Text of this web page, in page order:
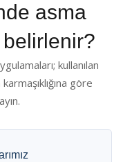
asma
belirlenir?
kullanılan
göre